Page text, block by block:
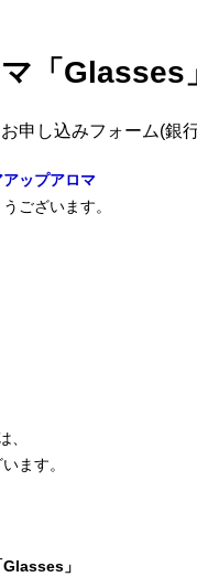
「
申し込みフォーム(銀
ップアロマ
ございます。
、
ます。
Glasses」